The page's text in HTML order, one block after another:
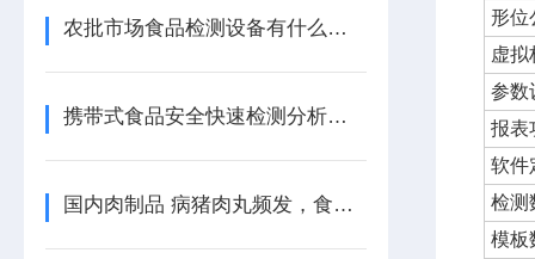
农批市场食品检测设备有什么特点【全网热销】农批市场食品检测设备
携带式食品安全快速检测分析设备：保障消费者的健康和权益
国内肉制品 病猪肉丸频发，食品安全检测仪为何成了市场最紧缺的设备
形位
虚拟
参数
报表
软件
检测
模板